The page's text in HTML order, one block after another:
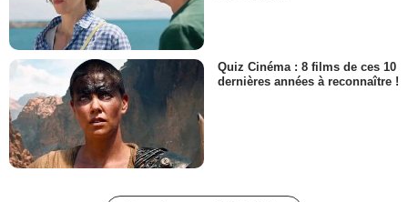
Quiz Cinéma : 8 films de ces 10
dernières années à reconnaître !